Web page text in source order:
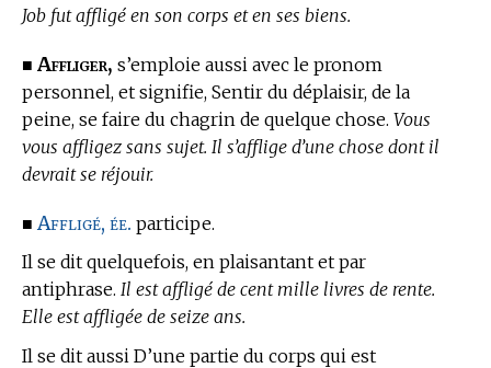
Job fut affligé en son corps et en ses biens.
■ Affliger, s’emploie aussi avec le pronom
personnel, et signifie, Sentir du déplaisir, de la
peine, se faire du chagrin de quelque chose. Vous
vous affligez sans sujet. Il s’afflige d’une chose dont il
devrait se réjouir.
■ Affligé, ée. participe.
Il se dit quelquefois, en plaisantant et par
antiphrase. Il est affligé de cent mille livres de rente.
Elle est affligée de seize ans.
Il se dit aussi D’une partie du corps qui est